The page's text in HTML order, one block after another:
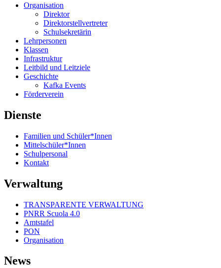
Organisation
Direktor
Direktorstellvertreter
Schulsekretärin
Lehrpersonen
Klassen
Infrastruktur
Leitbild und Leitziele
Geschichte
Kafka Events
Förderverein
Dienste
Familien und Schüler*Innen
Mittelschüler*Innen
Schulpersonal
Kontakt
Verwaltung
TRANSPARENTE VERWALTUNG
PNRR Scuola 4.0
Amtstafel
PON
Organisation
News